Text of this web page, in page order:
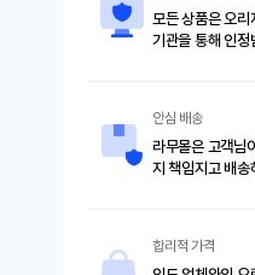
모든 상품은 오리
기관을 통해 인정
안심 배송
라무몰은 고객님
지 책임지고 배송
합리적 가격